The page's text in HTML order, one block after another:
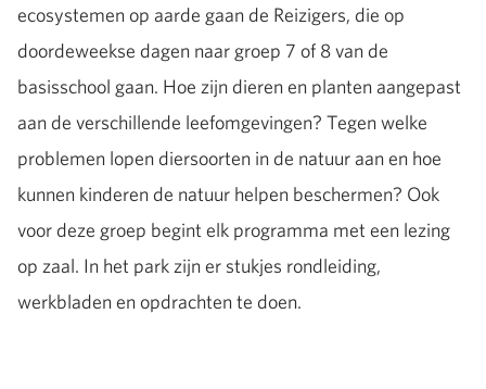
ecosystemen op aarde gaan de Reizigers, die op
doordeweekse dagen naar groep 7 of 8 van de
basisschool gaan. Hoe zijn dieren en planten aangepast
aan de verschillende leefomgevingen? Tegen welke
problemen lopen diersoorten in de natuur aan en hoe
kunnen kinderen de natuur helpen beschermen? Ook
voor deze groep begint elk programma met een lezing
op zaal. In het park zijn er stukjes rondleiding,
werkbladen en opdrachten te doen.